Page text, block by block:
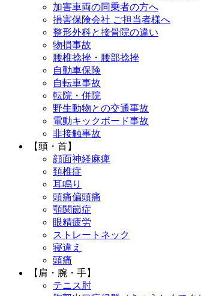
加害車両の同乗者の方へ
損害保険会社 ご担当者様へ
整形外科と接骨院の違い
物損事故
腰椎捻挫・腰部捻挫
自動車保険
自転車事故
転院・併院
野生動物との交通事故
電動キックボード事故
非接触事故
【頭・首】
顔面神経麻痺
頚椎症
耳鳴り
頭痛偏頭痛
顎関節症
眼精疲労
ストレートネック
寝違え
頭痛
【肩・腕・手】
テニス肘